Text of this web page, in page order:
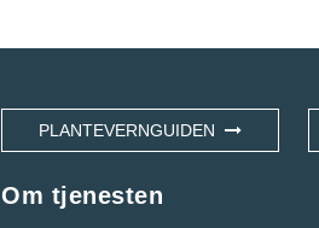
PLANTEVERNGUIDEN
Om tjenesten